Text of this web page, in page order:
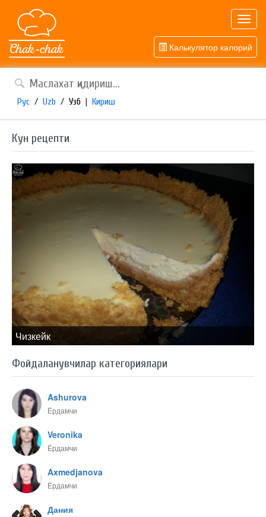
Калькулятор калорий
Рус / Uzb / Узб | Кириш
Кун рецепти
Чизкейк
Фойдаланувчилар категориялари
Ashurova
Ёрдамчи
Veronika
Ёрдамчи
Axmedjanova
Ёрдамчи
Дания